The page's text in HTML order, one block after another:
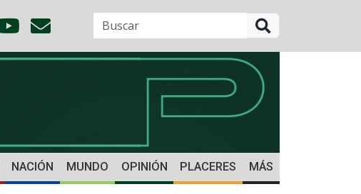
NACIÓN MUNDO OPINIÓN PLACERES MÁS